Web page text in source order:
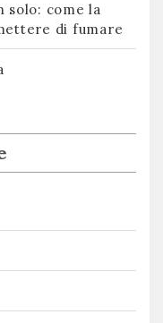
solo: come la
di fumare